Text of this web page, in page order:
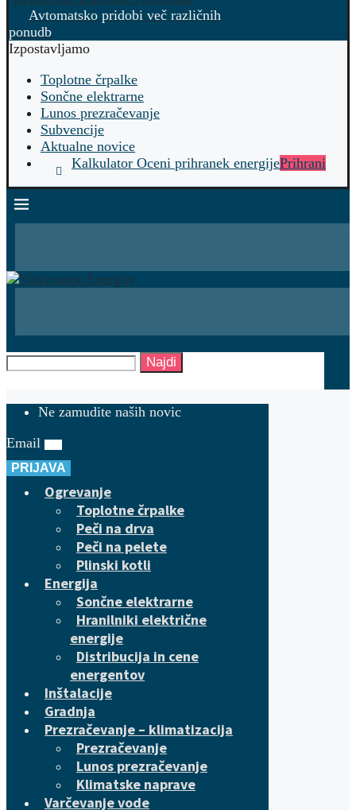
Avtomatsko pridobi več različnih
ponudb
Izpostavljamo
Toplotne črpalke
Sončne elektrarne
Lunos prezračevanje
Subvencije
Aktualne novice
Kalkulator Oceni prihranek energijePrihrani
Najdi
Ne zamudite naših novic
Email
PRIJAVA
Ogrevanje
Toplotne črpalke
Peči na drva
Peči na pelete
Plinski kotli
Energija
Sončne elektrarne
Hranilniki električne
energije
Distribucija in cene
energentov
Inštalacije
Gradnja
Prezračevanje – klimatizacija
Prezračevanje
Lunos prezračevanje
Klimatske naprave
Varčevanje vode